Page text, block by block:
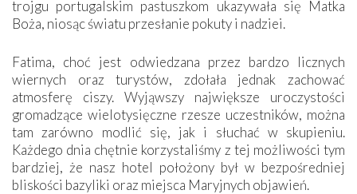
trojgu portugalskim pastuszkom ukazywała się Matka
Boża, niosąc światu przesłanie pokuty i nadziei.
Fatima, choć jest odwiedzana przez bardzo licznych
wiernych oraz turystów, zdołała jednak zachować
atmosferę ciszy. Wyjąwszy największe uroczystości
gromadzące wielotysięczne rzesze uczestników, można
tam zarówno modlić się, jak i słuchać w skupieniu.
Każdego dnia chętnie korzystaliśmy z tej możliwości tym
bardziej, że nasz hotel położony był w bezpośredniej
bliskości bazyliki oraz miejsca Maryjnych objawień.